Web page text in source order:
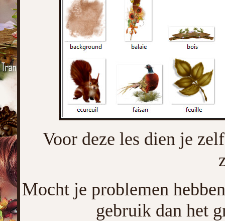
Voor deze les dien je
Mocht je problemen
gebruik dan het